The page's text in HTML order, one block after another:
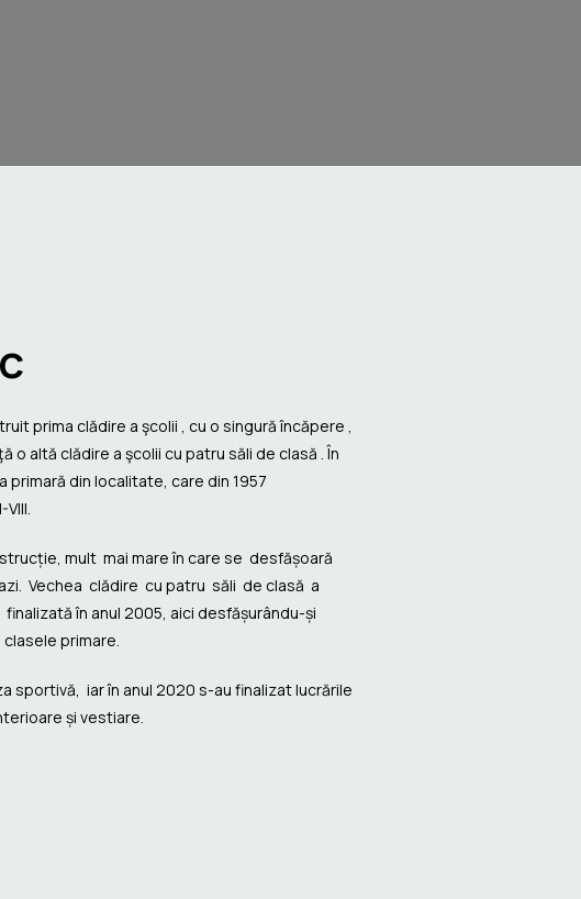
prima clădire a şcolii , cu o singură încăpere ,
o altă clădire a şcolii cu patru săli de clasă . În
din localitate, care din 1957
mult mai mare în care se desfășoară
Vechea clădire cu patru săli de clasă a
în anul 2005, aici desfășurându-și
primare.
sportivă, iar în anul 2020 s-au finalizat lucrările
și vestiare.